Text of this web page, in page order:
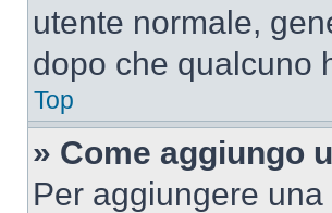
utente normale,
dopo che qualcuno
Top
» Come aggiungo
Per aggiungere